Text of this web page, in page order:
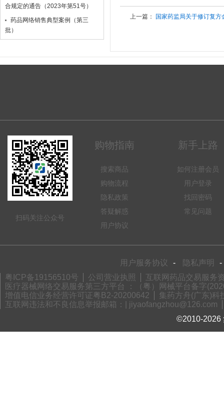
合规定的通告（2023年第51号）
药品网络销售典型案例（第三
批）
上一篇： 国家药监局关于修订复
扫码关注公众号
购物指南
搜索商品
购物流程
隐私政策
答疑解惑
用户协议
新手上路
如何注册会员
用户登录
找回密码
常见问题
用户服务协议 - 隐私声明
-
粤ICP备19156510号
公司营业执照
互联网药品交易服务
医疗器械网络交易服务第三方平台 ：（粤）网械平台备字
增值电信业务经营许可证粤B2-20200642
集药方舟(广东)科
互联网违法和不良信息举报邮箱：| jiyaofangzhou@126.com
©2010-2026